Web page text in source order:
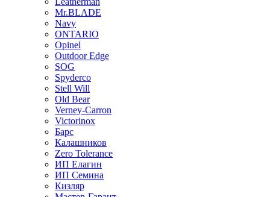
Mr.BLADE
Navy
ONTARIO
Opinel
Outdoor Edge
SOG
Spyderco
Stell Will
Old Bear
Verney-Carron
Victorinox
Барс
Калашников
Zero Tolerance
ИП Елагин
ИП Семина
Кизляр